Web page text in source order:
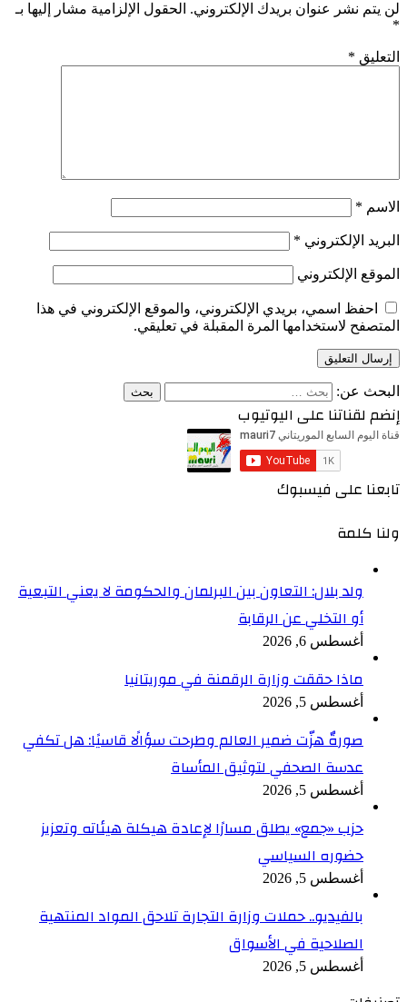
لن يتم نشر عنوان بريدك الإلكتروني. الحقول الإلزامية مشار إليها بـ
*
التعليق *
الاسم *
البريد الإلكتروني *
الموقع الإلكتروني
احفظ اسمي، بريدي الإلكتروني، والموقع الإلكتروني في هذا
المتصفح لاستخدامها المرة المقبلة في تعليقي.
البحث عن:
إنضم لقناتنا على اليوتيوب
تابعنا على فيسبوك
ولنا كلمة
ولد بلال: التعاون بين البرلمان والحكومة لا يعني التبعية
أو التخلي عن الرقابة
أغسطس 6, 2026
ماذا حققت وزارة الرقمنة في موريتانيا
أغسطس 5, 2026
صورةٌ هزّت ضمير العالم وطرحت سؤالًا قاسيًا: هل تكفي
عدسة الصحفي لتوثيق المأساة
أغسطس 5, 2026
حزب «جمع» يطلق مسارًا لإعادة هيكلة هيئاته وتعزيز
حضوره السياسي
أغسطس 5, 2026
بالفيديو.. حملات وزارة التجارة تلاحق المواد المنتهية
الصلاحية في الأسواق
أغسطس 5, 2026